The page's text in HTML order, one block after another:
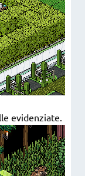
evidenziate.